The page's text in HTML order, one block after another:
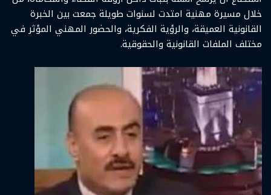
خلال مسيرة مهنية امتدت لسنوات طويلة جمعت بين الخبرة
القانونية العميقة، والرؤية الفكرية، والحضور المهني المؤثر في
مختلف الملفات القانونية والحقوقية.